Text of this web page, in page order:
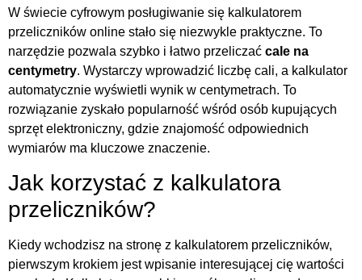
W świecie cyfrowym posługiwanie się kalkulatorem
przeliczników online stało się niezwykle praktyczne. To
narzędzie pozwala szybko i łatwo przeliczać cale na
centymetry. Wystarczy wprowadzić liczbę cali, a kalkulator
automatycznie wyświetli wynik w centymetrach. To
rozwiązanie zyskało popularność wśród osób kupujących
sprzęt elektroniczny, gdzie znajomość odpowiednich
wymiarów ma kluczowe znaczenie.
Jak korzystać z kalkulatora
przeliczników?
Kiedy wchodzisz na stronę z kalkulatorem przeliczników,
pierwszym krokiem jest wpisanie interesującej cię wartości